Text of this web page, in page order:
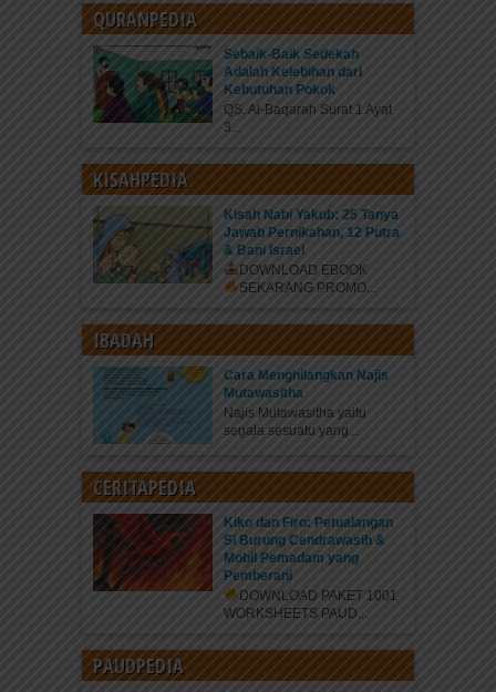
QURANPEDIA
Sebaik-Baik Sedekah
Adalah Kelebihan dari
Kebutuhan Pokok
QS. Al-Baqarah Surat 1 Ayat
3...
KISAHPEDIA
Kisah Nabi Yakub: 25 Tanya
Jawab Pernikahan, 12 Putra
& Bani Israel
DOWNLOAD EBOOK
SEKARANG PROMO...
IBADAH
Cara Menghilangkan Najis
Mutawasitha
Najis Mutawasitha yaitu
segala sesuatu yang...
CERITAPEDIA
Kiko dan Firo: Petualangan
Si Burung Cendrawasih &
Mobil Pemadam yang
Pemberani
DOWNLOAD PAKET 1001
WORKSHEETS PAUD...
PAUDPEDIA